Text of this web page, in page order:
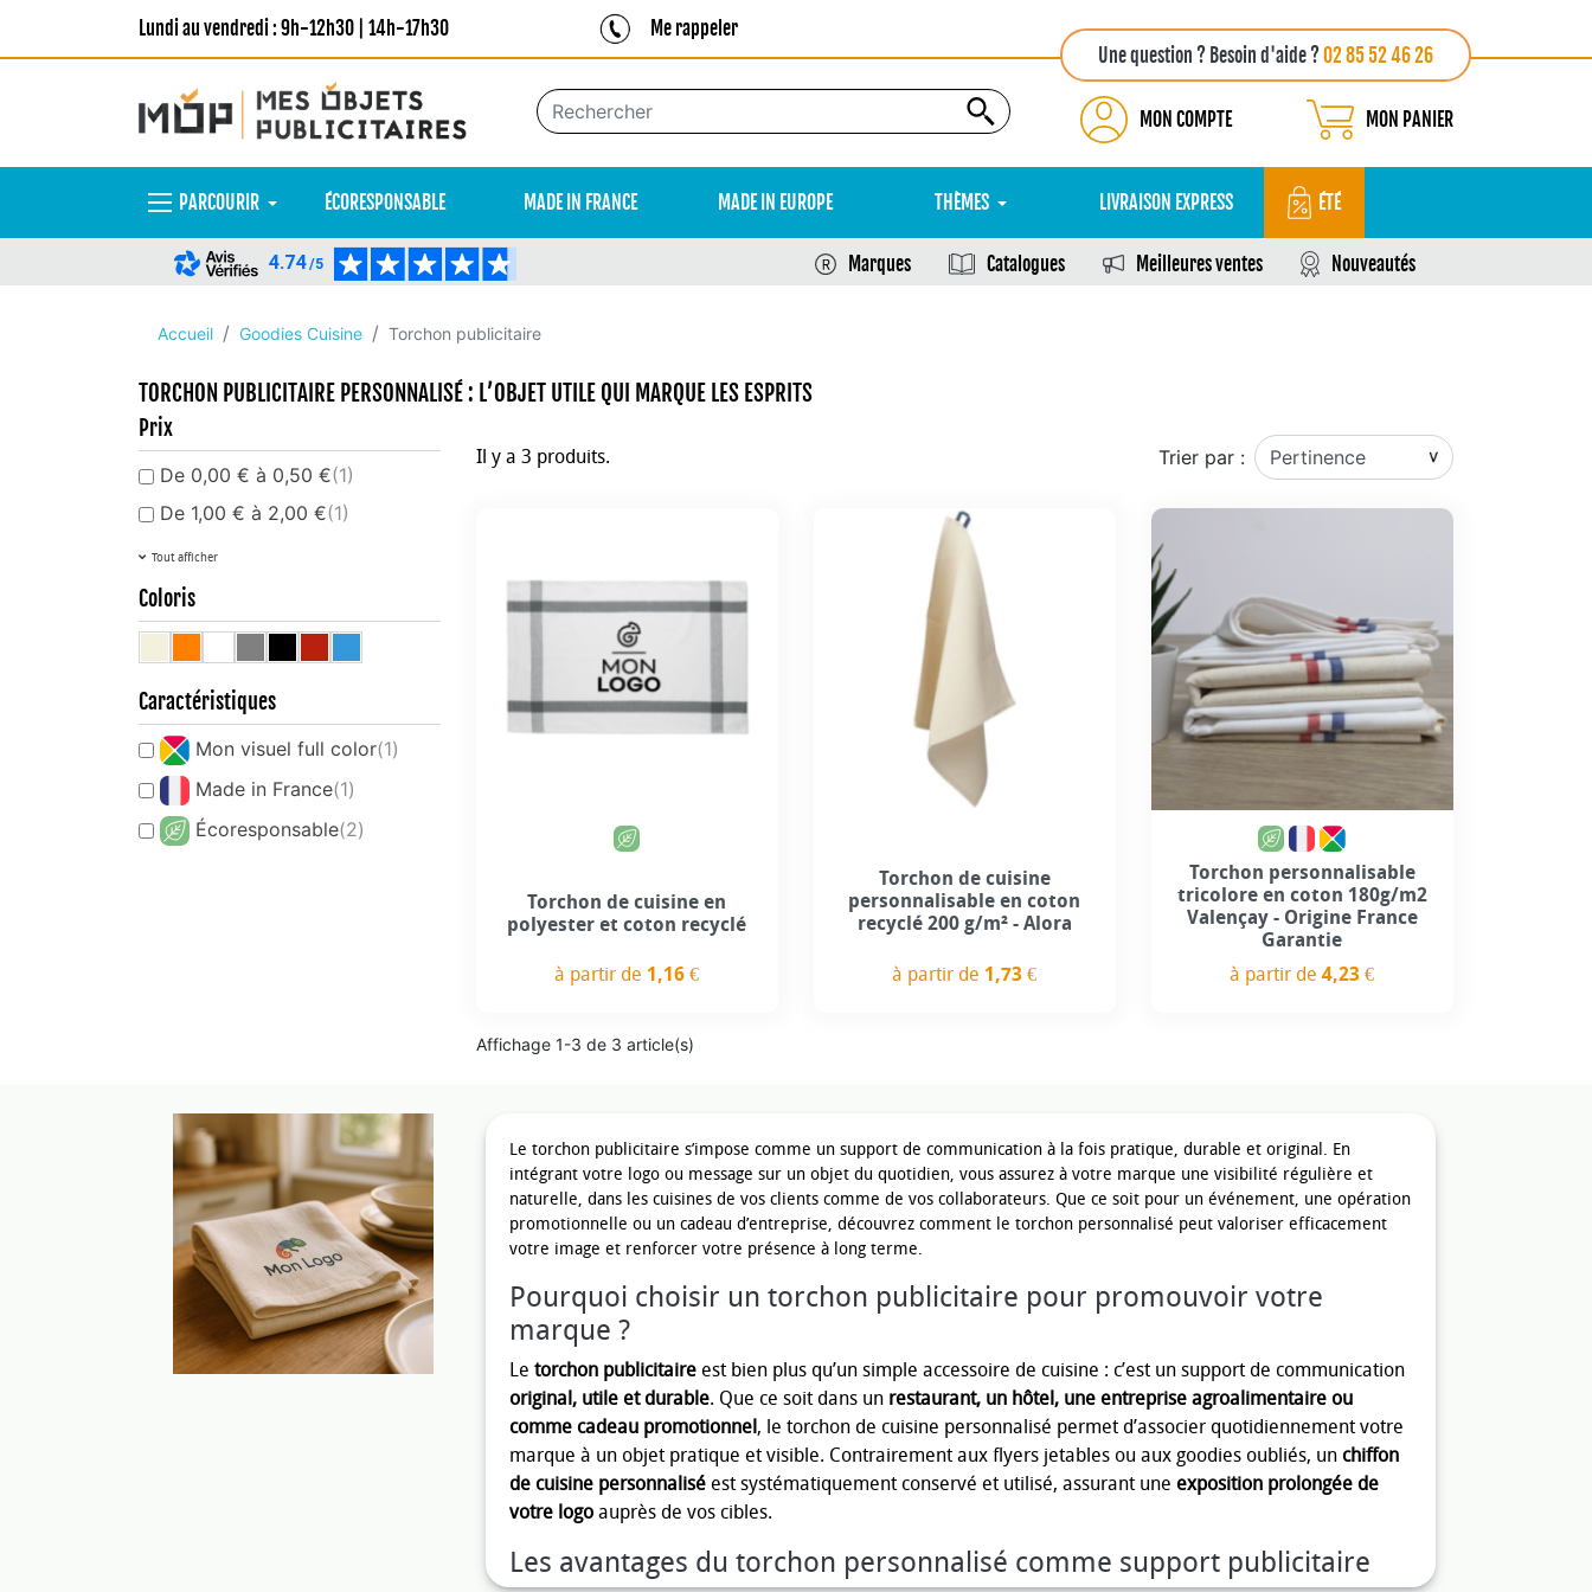
Lundi au vendredi : 9h-12h30 | 14h-17h30
Me rappeler
Une question ? Besoin d'aide ?02 85 52 46 26
MON COMPTE MON PANIER
PARCOURIR ÉCORESPONSABLE MADE IN FRANCE MADE IN EUROPE THÈMES LIVRAISON EXPRESS ÉTÉ
4.74/5 Marques Catalogues Meilleures ventes Nouveautés
Accueil Goodies Cuisine Torchon publicitaire
TORCHON PUBLICITAIRE PERSONNALISÉ : L’OBJET UTILE QUI MARQUE LES ESPRITS
Le torchon publicitaire s’impose comme un support de communication à la fois pratique, durable et original. En
intégrant votre logo ou message sur un objet du quotidien, vous assurez à votre marque une visibilité régulière et
naturelle, dans les cuisines de vos clients comme de vos collaborateurs. Que ce soit pour un événement, une opération
promotionnelle ou un cadeau d’entreprise, découvrez comment le torchon personnalisé peut valoriser efficacement
votre image et renforcer votre présence à long terme.
Pourquoi choisir un torchon publicitaire pour promouvoir votre
marque ?
Le torchon publicitaireest bien plus qu’un simple accessoire de cuisine : c’est un support de communication
original, utile et durable. Que ce soit dans un restaurant, un hôtel, une entreprise agroalimentaire ou
comme cadeau promotionnel, le torchon de cuisine personnalisé permet d’associer quotidiennement votre
marque à un objet pratique et visible. Contrairement aux flyers jetables ou aux goodies oubliés, un chiffon
de cuisine personnaliséest systématiquement conservé et utilisé, assurant une exposition prolongée de
votre logoauprès de vos cibles.
Les avantages du torchon personnalisé comme support publicitaire
Prix
De 0,00 € à 0,50 €(1)
De 1,00 € à 2,00 €(1)
Tout afficher
Coloris
Caractéristiques
Mon visuel full color(1)
Made in France(1)
Écoresponsable(2)
Il y a 3 produits. Trier par :
Torchon de cuisine en
polyester et coton recyclé
à partir de 1,16 €
Torchon de cuisine
personnalisable en coton
recyclé 200 g/m² - Alora
à partir de 1,73 €
Torchon personnalisable
tricolore en coton 180g/m2
Valençay - Origine France
Garantie
à partir de4,23 €
Affichage 1-3 de 3 article(s)